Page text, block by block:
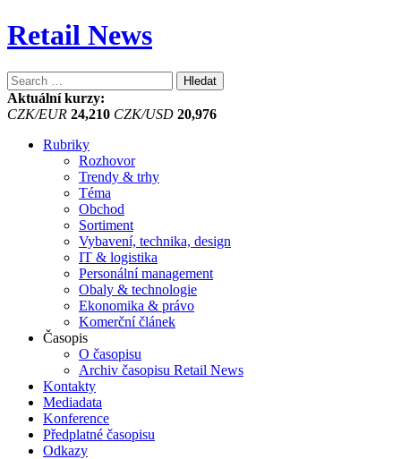
Retail News
Vyhledávání
Aktuální kurzy:
CZK/EUR 24,210 CZK/USD 20,976
Rubriky
Rozhovor
Trendy & trhy
Téma
Obchod
Sortiment
Vybavení, technika, design
IT & logistika
Personální management
Obaly & technologie
Ekonomika & právo
Komerční článek
Časopis
O časopisu
Archiv časopisu Retail News
Kontakty
Mediadata
Konference
Předplatné časopisu
Odkazy